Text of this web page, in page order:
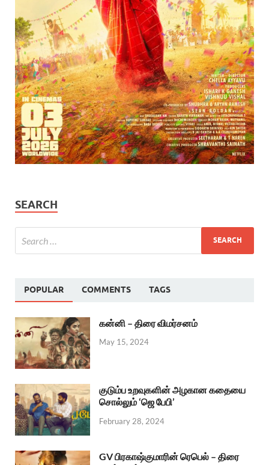
SEARCH
POPULAR COMMENTS TAGS
கன்னி – திரை விமர்சனம்
May 15, 2024
குடும்ப உறவுகளின் அழகான கதையை
சொல்லும் ‘ஜெ பேபி’
February 28, 2024
GV பிரகாஷ்குமாரின் ரெபெல் – திரை